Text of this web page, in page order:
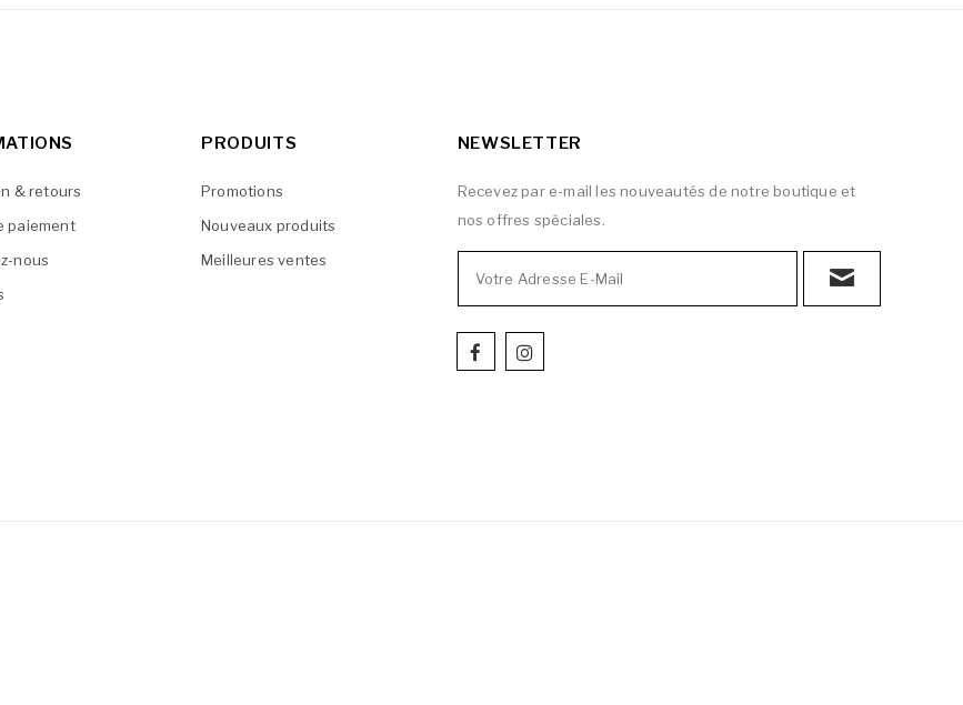
& retours
paiement
nous
PRODUITS
Promotions
Nouveaux produits
Meilleures ventes
NEWSLETTER
Recevez par e-mail les nouveautés de notre boutique et
nos offres spéciales.